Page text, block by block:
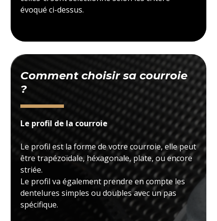
évoqué ci-dessus.
Comment choisir sa courroie
?
Le profil de la courroie
Le profil est la forme de votre courroie, elle peut
être trapézoïdale, héxagonale, plate, ou encore
striée.
Le profil va également prendre en compte les
dentelures simples ou doubles avec un pas
spécifique.